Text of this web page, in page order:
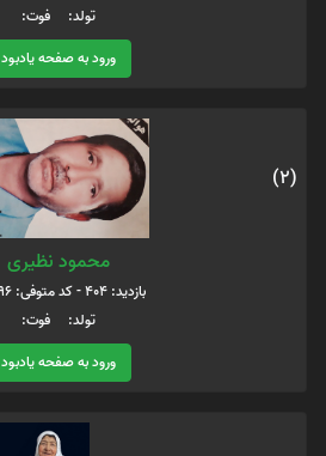
تولد: فوت:
ورود به صفحه یادبود
(2)
محمود نظیری
بازدید: 404 - کد متوفی: 28496
تولد: فوت:
ورود به صفحه یادبود